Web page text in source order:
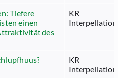
Tiefere
einen
des
KR
Interpellation
KR
Interpellation